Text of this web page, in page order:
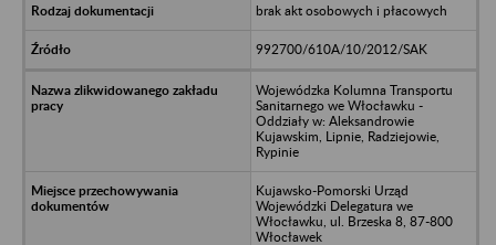
brak akt osobowych i płacowych
992700/610A/10/2012/SAK
Wojewódzka Kolumna Transportu
Sanitarnego we Włocławku -
Oddziały w: Aleksandrowie
Kujawskim, Lipnie, Radziejowie,
Rypinie
Kujawsko-Pomorski Urząd
Wojewódzki Delegatura we
Włocławku, ul. Brzeska 8, 87-800
Włocławek